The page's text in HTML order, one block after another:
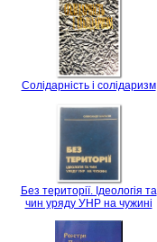
Солідарність і солідаризм
Без території. Ідеологія та
чин уряду УНР на чужині